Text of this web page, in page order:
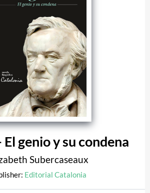
genio y su condena
Subercaseaux
Editorial Catalonia